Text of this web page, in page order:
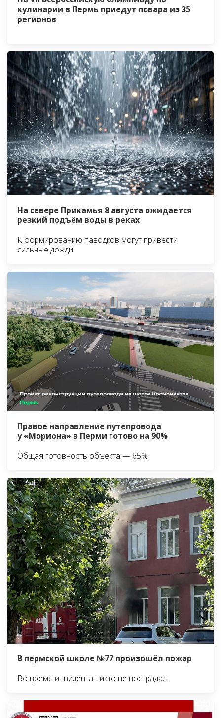
кулинарии в Пермь приедут повара из 35
регионов
На севере Прикамья 8 августа ожидается
резкий подъём воды в реках
К формированию паводков могут привести
сильные дожди
Правое направление путепровода
у «Мориона» в Перми готово на 90%
Общая готовность объекта — 65%
В пермской школе №77 произошёл пожар
Во время инцидента никто не пострадал